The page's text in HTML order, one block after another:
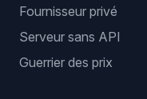
Fournisseur privé
Serveur sans API
Guerrier des prix